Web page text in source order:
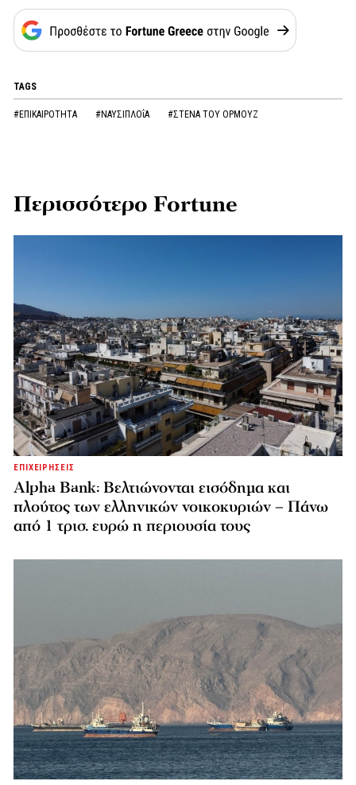
TAGS
#ΕΠΙΚΑΙΡΟΤΗΤΑ #ΝΑΥΣΙΠΛΟΐΑ #ΣΤΕΝΑ ΤΟΥ ΟΡΜΟΥΖ
Περισσότερο Fortune
ΕΠΙΧΕΙΡΗΣΕΙΣ
Alpha Bank: Βελτιώνονται εισόδημα και
πλούτος των ελληνικών νοικοκυριών – Πάνω
από 1 τρισ. ευρώ η περιουσία τους